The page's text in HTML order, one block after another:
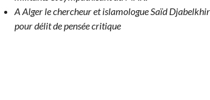
A Alger le chercheur et islamologue Saïd
pour délit de pensée critique